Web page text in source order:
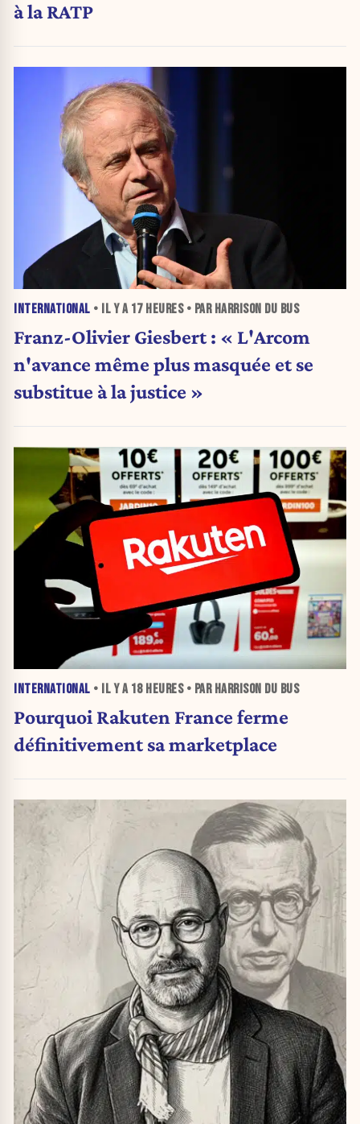
à la RATP
INTERNATIONAL • IL Y A 17 HEURES• PAR HARRISON DU BUS
Franz-Olivier Giesbert : « L'Arcom
n'avance même plus masquée et se
substitue à la justice »
INTERNATIONAL • IL Y A 18 HEURES• PAR HARRISON DU BUS
Pourquoi Rakuten France ferme
définitivement sa marketplace